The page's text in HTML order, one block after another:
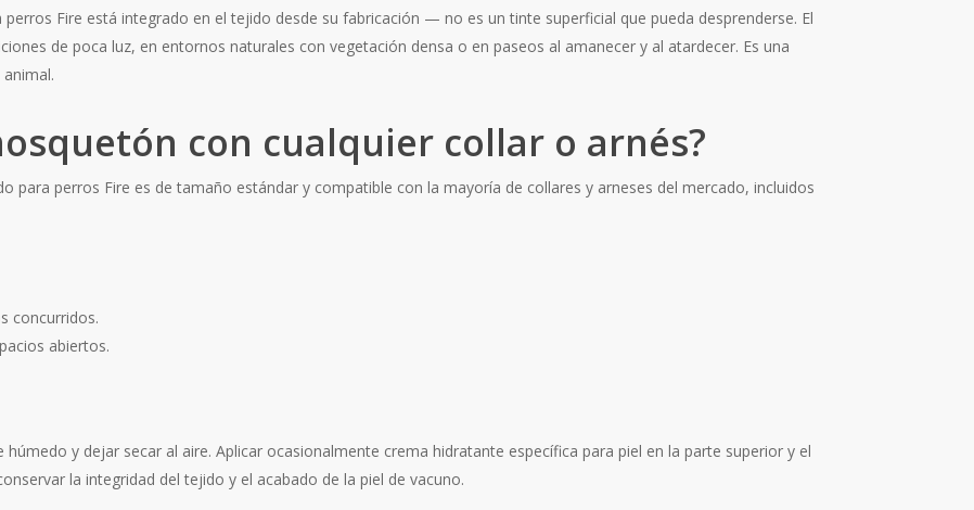
Fire está integrado en el tejido desde su fabricación — no es un tinte superficial que pueda desprenderse. El
de poca luz, en entornos naturales con vegetación densa o en paseos al amanecer y al atardecer. Es una
con cualquier collar o arnés?
para perros Fire es de tamaño estándar y compatible con la mayoría de collares y arneses del mercado, incluidos
concurridos.
abiertos.
y dejar secar al aire. Aplicar ocasionalmente crema hidratante específica para piel en la parte superior y el
la integridad del tejido y el acabado de la piel de vacuno.